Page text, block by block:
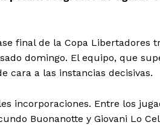
final de la Copa Libertadores
domingo. El equipo, que
cara a las instancias decisivas.
incorporaciones. Entre los
Buonanotte y Giovani Lo